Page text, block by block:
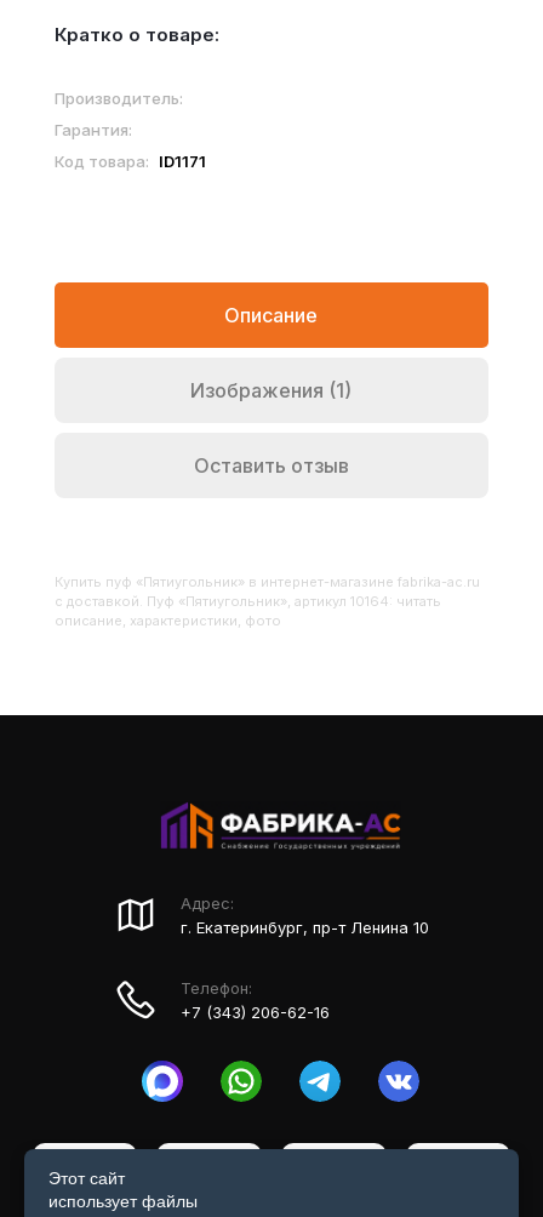
Кратко о товаре:
Производитель:
Гарантия:
Код товара:
ID1171
Описание
Изображения (1)
Оставить отзыв
Купить Пуф «Пятиугольник»в интернет-магазине fabrika-ac.ru
с доставкой. Пуф «Пятиугольник», артикул 10164: читать
описание, характеристики, фото
Адрес:
г. Екатеринбург, пр-т Ленина 10
Телефон:
+7 (343) 206-62-16
Этот сайт
использует файлы